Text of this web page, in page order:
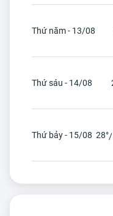
Thứ năm - 13/08
Thứ sáu - 14/08
Thứ bảy - 15/08 28°/